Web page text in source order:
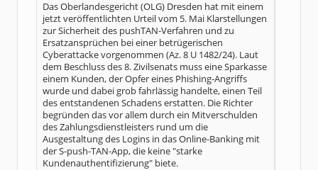
Das Oberlandesgericht (OLG) Dresden hat mit einem
jetzt veröffentlichten Urteil vom 5. Mai Klarstellungen
zur Sicherheit des pushTAN-Verfahren und zu
Ersatzansprüchen bei einer betrügerischen
Cyberattacke vorgenommen (Az. 8 U 1482/24). Laut
dem Beschluss des 8. Zivilsenats muss eine Sparkasse
einem Kunden, der Opfer eines Phishing-Angriffs
wurde und dabei grob fahrlässig handelte, einen Teil
des entstandenen Schadens erstatten. Die Richter
begründen das vor allem durch ein Mitverschulden
des Zahlungsdienstleisters rund um die
Ausgestaltung des Logins in das Online-Banking mit
der S-push-TAN-App, die keine "starke
Kundenauthentifizierung" biete.